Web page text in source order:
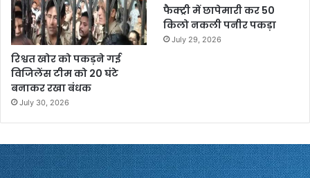
रिश्वत खोर को पकड़ने गई
विजिलेंस टीम को 20 घंटे
बनाकर रखा बंधक
July 30, 2026
फैक्ट्री में छापेमारी कर 50
किलो नकली पनीर पकड़ा
July 29, 2026